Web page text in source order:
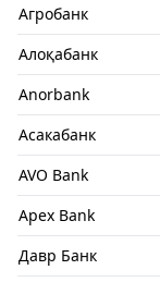
Агробанк
Алоқабанк
Anorbank
Асакабанк
AVO Bank
Apex Bank
Давр Банк